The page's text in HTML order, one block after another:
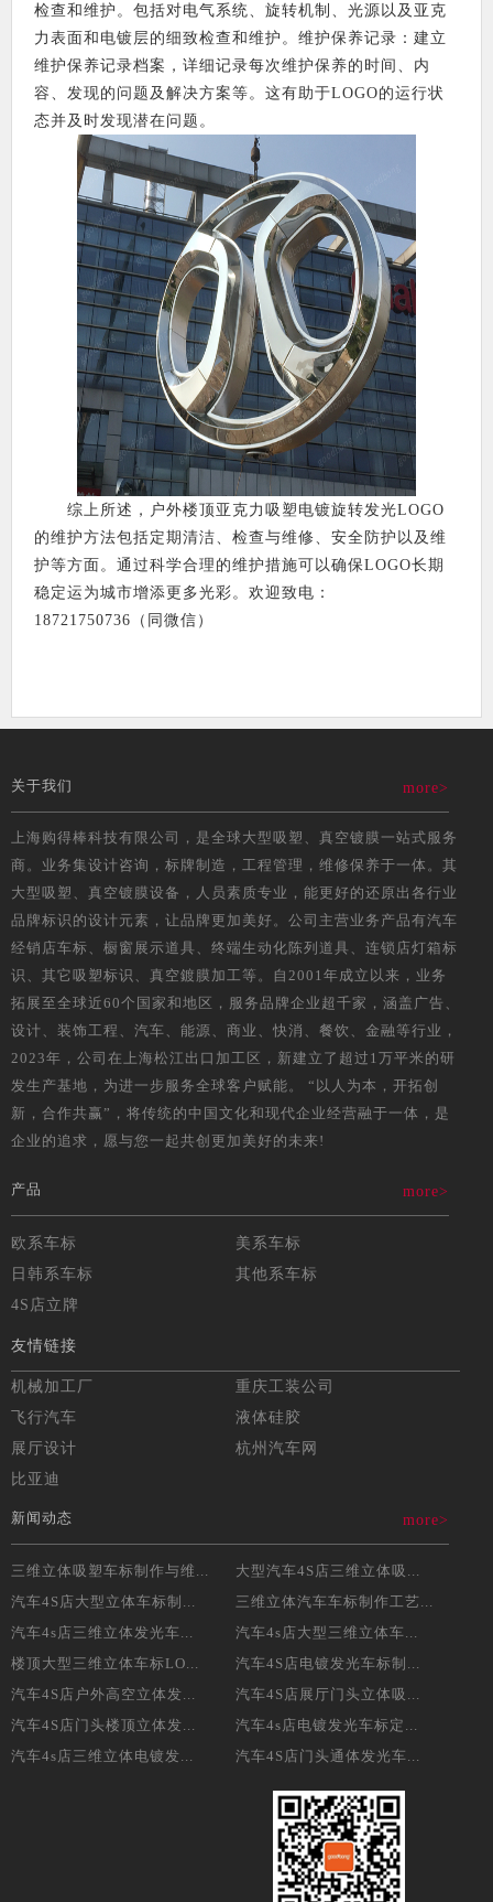
检查和维护。包括对电气系统、旋转机制、光源以及亚克
力表面和电镀层的细致检查和维护。维护保养记录：建立
维护保养记录档案，详细记录每次维护保养的时间、内
容、发现的问题及解决方案等。这有助于LOGO的运行状
态并及时发现潜在问题。
综上所述，户外楼顶亚克力吸塑电镀旋转发光LOGO
的维护方法包括定期清洁、检查与维修、安全防护以及维
护等方面。通过科学合理的维护措施可以确保LOGO长期
稳定运为城市增添更多光彩。欢迎致电：
18721750736（同微信）
关于我们 more>
上海购得棒科技有限公司，是全球大型吸塑、真空镀膜一站式服务
商。业务集设计咨询，标牌制造，工程管理，维修保养于一体。其
大型吸塑、真空镀膜设备，人员素质专业，能更好的还原出各行业
品牌标识的设计元素，让品牌更加美好。公司主营业务产品有汽车
经销店车标、橱窗展示道具、终端生动化陈列道具、连锁店灯箱标
识、其它吸塑标识、真空鍍膜加工等。自2001年成立以来，业务
拓展至全球近60个国家和地区，服务品牌企业超千家，涵盖广告、
设计、装饰工程、汽车、能源、商业、快消、餐饮、金融等行业，
2023年，公司在上海松江出口加工区，新建立了超过1万平米的研
发生产基地，为进一步服务全球客户赋能。 “以人为本，开拓创
新，合作共赢”，将传统的中国文化和现代企业经营融于一体，是
企业的追求，愿与您一起共创更加美好的未来!
产品 more>
欧系车标
美系车标
日韩系车标
其他系车标
4S店立牌
友情链接
机械加工厂
重庆工装公司
飞行汽车
液体硅胶
展厅设计
杭州汽车网
比亚迪
新闻动态 more>
三维立体吸塑车标制作与维...
大型汽车4S店三维立体吸...
汽车4S店大型立体车标制...
三维立体汽车车标制作工艺...
汽车4s店三维立体发光车...
汽车4s店大型三维立体车...
楼顶大型三维立体车标LO...
汽车4S店电镀发光车标制...
汽车4S店户外高空立体发...
汽车4S店展厅门头立体吸...
汽车4S店门头楼顶立体发...
汽车4s店电镀发光车标定...
汽车4s店三维立体电镀发...
汽车4S店门头通体发光车...